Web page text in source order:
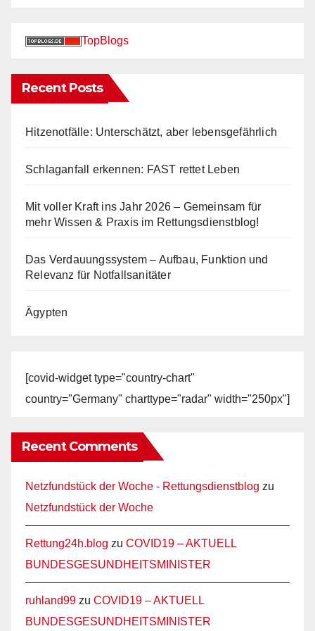
TopBlogs
Recent Posts
Hitzenotfälle: Unterschätzt, aber lebensgefährlich
Schlaganfall erkennen: FAST rettet Leben
Mit voller Kraft ins Jahr 2026 – Gemeinsam für
mehr Wissen & Praxis im Rettungsdienstblog!
Das Verdauungssystem – Aufbau, Funktion und
Relevanz für Notfallsanitäter
Ägypten
[covid-widget type="country-chart"
country="Germany" charttype="radar" width="250px"]
Recent Comments
Netzfundstück der Woche - Rettungsdienstblog zu
Netzfundstück der Woche
Rettung24h.blog zu COVID19 – AKTUELL
BUNDESGESUNDHEITSMINISTER
ruhland99 zu COVID19 – AKTUELL
BUNDESGESUNDHEITSMINISTER